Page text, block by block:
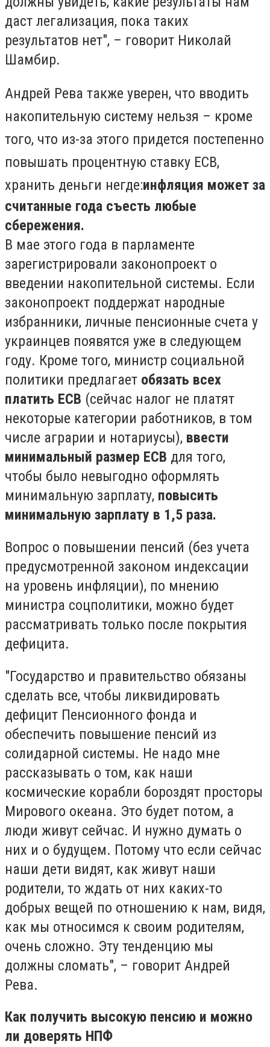
даст легализация, пока таких
результатов нет", – говорит Николай
Шамбир.
Андрей Рева также уверен, что вводить
накопительную систему нельзя – кроме
того, что из-за этого придется постепенно
повышать процентную ставку ЕСВ,
хранить деньги негде:инфляция может за
считанные года съесть любые
сбережения.
В мае этого года в парламенте
зарегистрировали законопроект о
введении накопительной системы. Если
законопроект поддержат народные
избранники, личные пенсионные счета у
украинцев появятся уже в следующем
году. Кроме того, министр социальной
политики предлагает обязать всех
платить ЕСВ (сейчас налог не платят
некоторые категории работников, в том
числе аграрии и нотариусы), ввести
минимальный размер ЕСВ для того,
чтобы было невыгодно оформлять
минимальную зарплату, повысить
минимальную зарплату в 1,5 раза.
Вопрос о повышении пенсий (без учета
предусмотренной законом индексации
на уровень инфляции), по мнению
министра соцполитики, можно будет
рассматривать только после покрытия
дефицита.
"Государство и правительство обязаны
сделать все, чтобы ликвидировать
дефицит Пенсионного фонда и
обеспечить повышение пенсий из
солидарной системы. Не надо мне
рассказывать о том, как наши
космические корабли бороздят просторы
Мирового океана. Это будет потом, а
люди живут сейчас. И нужно думать о
них и о будущем. Потому что если сейчас
наши дети видят, как живут наши
родители, то ждать от них каких-то
добрых вещей по отношению к нам, видя,
как мы относимся к своим родителям,
очень сложно. Эту тенденцию мы
должны сломать", – говорит Андрей
Рева.
Как получить высокую пенсию и можно
ли доверять НПФ